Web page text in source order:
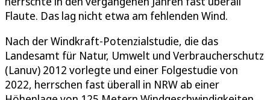
Flaute. Das lag nicht etwa am fehlenden Wind.
Nach der Windkraft-Potenzialstudie, die das
Landesamt für Natur, Umwelt und Verbraucherschutz
(Lanuv) 2012 vorlegte und einer Folgestudie von
2022, herrschen fast überall in NRW ab einer